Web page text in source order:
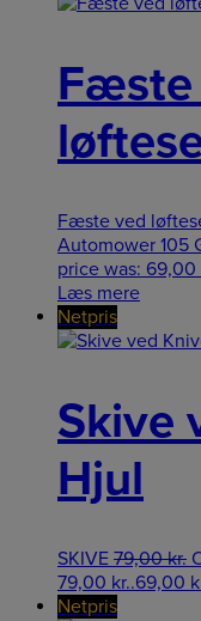
Fæste
Fæste ved
Automower 105
price was: 69,00
Læs mere
Netpris
Skive
Hjul
SKIVE 79,00kr.
79,00 kr..69,00
Netpris